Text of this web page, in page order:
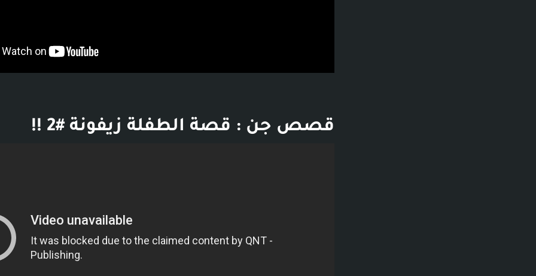
قصص جن : قصة الطفلة زيفونة #2 !!